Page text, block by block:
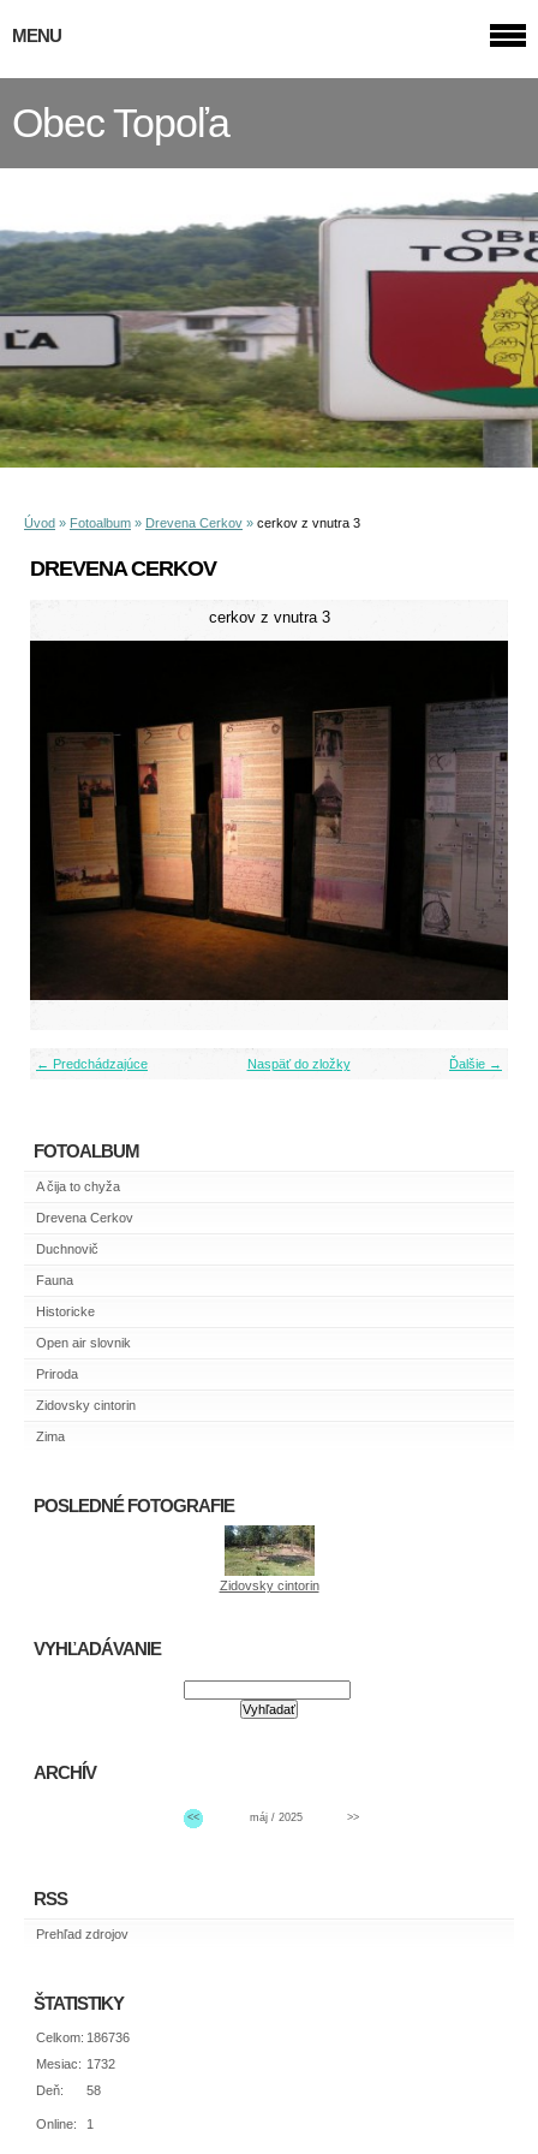
Obec Topoľa
Úvod » Fotoalbum » Drevena Cerkov » cerkov z vnutra 3
DREVENA CERKOV
cerkov z vnutra 3
← Predchádzajúce Ďalšie →
Naspäť do zložky
MENU
FOTOALBUM
A čija to chyža
Drevena Cerkov
Duchnovič
Fauna
Historicke
Open air slovnik
Priroda
Zidovsky cintorin
Zima
POSLEDNÉ FOTOGRAFIE
Zidovsky cintorin
VYHĽADÁVANIE
ARCHÍV
<< máj / 2025 >>
RSS
Prehľad zdrojov
ŠTATISTIKY
Online: 1
Celkom: 186736
Mesiac: 1732
Deň:
58